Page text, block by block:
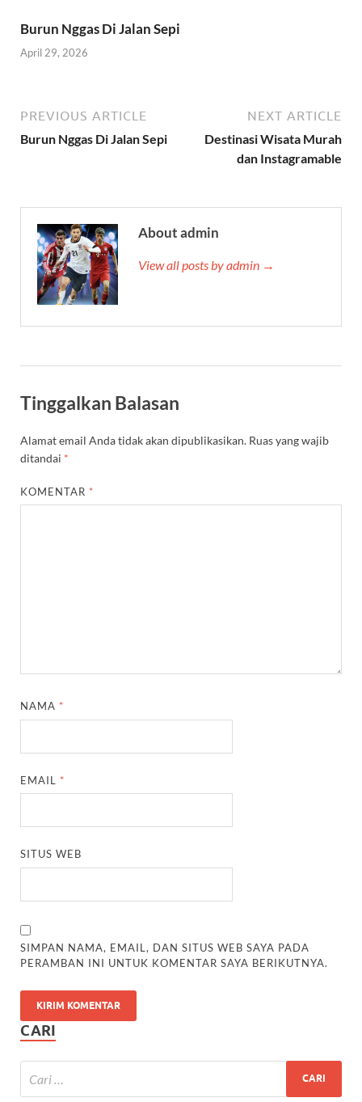
Burun Nggas Di Jalan Sepi
April 29, 2026
PREVIOUS ARTICLE
Burun Nggas Di Jalan Sepi
NEXT ARTICLE
Destinasi Wisata Murah
dan Instagramable
About admin
View all posts by admin →
Tinggalkan Balasan
Alamat email Anda tidak akan dipublikasikan. Ruas yang wajib
ditandai *
KOMENTAR *
NAMA *
EMAIL *
SITUS WEB
SIMPAN NAMA, EMAIL, DAN SITUS WEB SAYA PADA
PERAMBAN INI UNTUK KOMENTAR SAYA BERIKUTNYA.
CARI